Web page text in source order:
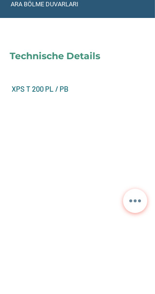
ARA BÖLME DUVARLARI
Technische Details
XPS T 200 PL / PB